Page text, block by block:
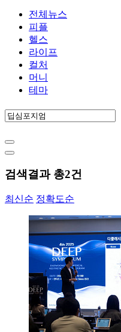
전체뉴스
피플
헬스
라이프
컬처
머니
테마
검색결과 총2건
최신순 정확도순